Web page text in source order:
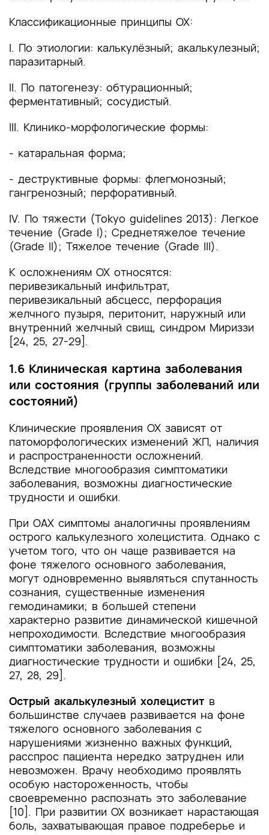
Классификационные принципы ОХ:
I. По этиологии: калькулёзный; акалькулезный;
паразитарный.
II. По патогенезу: обтурационный;
ферментативный; сосудистый.
III. Клинико-морфологические формы:
- катаральная форма;
- деструктивные формы: флегмонозный;
гангренозный; перфоративный.
IV. По тяжести (Tokyo guidelines 2013): Легкое
течение (Grade I); Среднетяжелое течение
(Grade II); Тяжелое течение (Grade III).
К осложнениям ОХ относятся:
перивезикальный инфильтрат,
перивезикальный абсцесс, перфорация
желчного пузыря, перитонит, наружный или
внутренний желчный свищ, синдром Мириззи
[24, 25, 27-29].
1.6 Клиническая картина заболевания
или состояния (группы заболеваний или
состояний)
Клинические проявления ОХ зависят от
патоморфологических изменений ЖП, наличия
и распространенности осложнений.
Вследствие многообразия симптоматики
заболевания, возможны диагностические
трудности и ошибки.
При ОАХ симптомы аналогичны проявлениям
острого калькулезного холецистита. Однако с
учетом того, что он чаще развивается на
фоне тяжелого основного заболевания,
могут одновременно выявляться спутанность
сознания, существенные изменения
гемодинамики; в большей степени
характерно развитие динамической кишечной
непроходимости. Вследствие многообразия
симптоматики заболевания, возможны
диагностические трудности и ошибки [24, 25,
27, 28, 29].
Острый акалькулезный холецистит в
большинстве случаев развивается на фоне
тяжелого основного заболевания с
нарушениями жизненно важных функций,
расспрос пациента нередко затруднен или
невозможен. Врачу необходимо проявлять
особую настороженность, чтобы
своевременно распознать это заболевание
[10]. При развитии ОХ возникает нарастающая
боль, захватывающая правое подреберье и